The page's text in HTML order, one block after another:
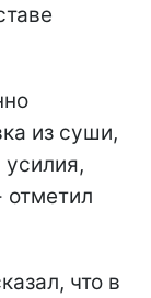
из суши,
отметил
что в